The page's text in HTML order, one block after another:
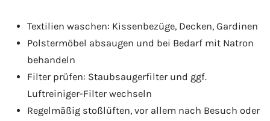
Textilien waschen: Kissenbezüge, Decken, Gardinen
Polstermöbel absaugen und bei Bedarf mit Natron
behandeln
Filter prüfen: Staubsaugerfilter und ggf.
Luftreiniger-Filter wechseln
Regelmäßig stoßlüften, vor allem nach Besuch oder